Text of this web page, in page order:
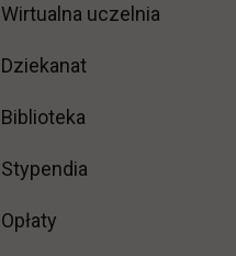
Wirtualna uczelnia
Dziekanat
Biblioteka
Stypendia
Opłaty